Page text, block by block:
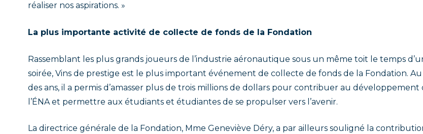
réaliser nos aspirations. »
La plus importante activité de collecte de fonds de la Fondation
Rassemblant les plus grands joueurs de l’industrie aéronautique sous un même toit le temps
soirée, Vins de prestige est le plus important événement de collecte de fonds de la Fondation. Au
des ans, il a permis d’amasser plus de trois millions de dollars pour contribuer au développement
l’ÉNA et permettre aux étudiants et étudiantes de se propulser vers l’avenir.
La directrice générale de la Fondation, Mme Geneviève Déry, a par ailleurs souligné la